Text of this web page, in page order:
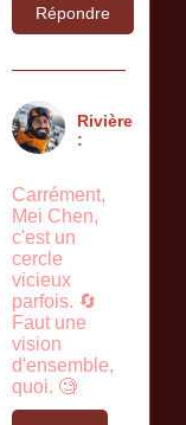
Répondre
Rivière
:
Carrément,
Mei Chen,
c'est un
cercle
vicieux
parfois. 🔄
Faut une
vision
d'ensemble,
quoi. 🧐